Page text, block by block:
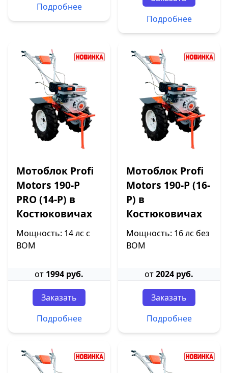
Подробнее
Подробнее
Мотоблок Profi
Motors 190-P
PRO (14-P) в
Костюковичах
Мощность: 14 лс с
ВОМ
от 1994 руб.
Заказать
Подробнее
Мотоблок Profi
Motors 190-P (16-
P) в
Костюковичах
Мощность: 16 лс без
ВОМ
от2024 руб.
Заказать
Подробнее